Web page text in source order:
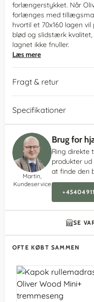
forlængerstykket. Når
forlænges med
hvortil et 70x160 lagen
blød og slidstærk
lagnet ikke fnuller.
Læs mere
Fragt & retur
Specifikationer
Martin,
Kundeservice
Brug for
Ring direkte
produkter
at finde den
SE
OFTE KØBT SAMMEN